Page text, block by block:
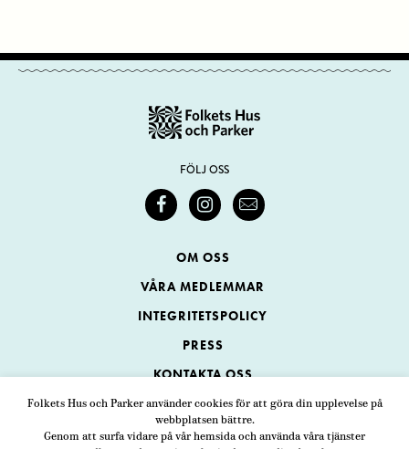
Folkets Hus och Parker använder cookies för att göra din upplevelse på
webbplatsen bättre.
Genom att surfa vidare på vår hemsida och använda våra tjänster
FÖLJ OSS
OM OSS
VÅRA MEDLEMMAR
INTEGRITETSPOLICY
PRESS
KONTAKTA OSS
Folkets Hus och Parker